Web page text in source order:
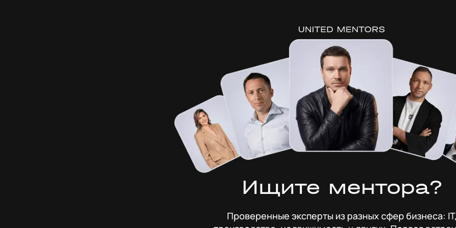
Ищите ментора?
Проверенные эксперты из разных сфер бизнеса: